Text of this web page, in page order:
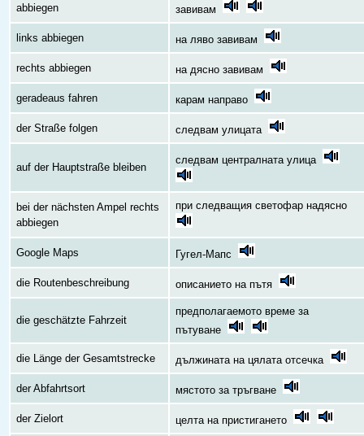
abbiegen завивам
links abbiegen на ляво завивам
rechts abbiegen на дясно завивам
geradeaus fahren карам направо
der Straße folgen следвам улицата
auf der Hauptstraße bleiben
следвам централната улица
bei der nächsten Ampel rechts
abbiegen
при следващия светофар надясно
Google Maps Гугел-Мапс
die Routenbeschreibung описанието на пътя
die geschätzte Fahrzeit
предполагаемото време за
пътуване
die Länge der Gesamtstrecke дължината на цялата отсечка
der Abfahrtsort мястото за тръгване
der Zielort целта на пристигането